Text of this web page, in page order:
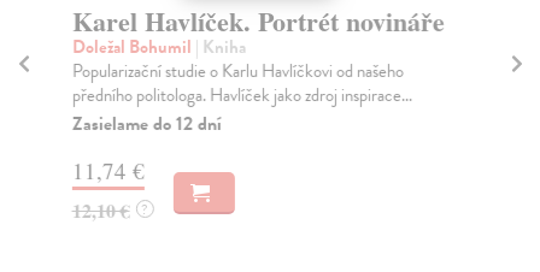
Karel Havlíček. Portrét novináře
Doležal Bohumil | Kniha
Popularizační studie o Karlu Havlíčkovi od našeho
předního politologa. Havlíček jako zdroj inspirace...
Zasielame do 12 dní
11,74 €
12,10 € ?